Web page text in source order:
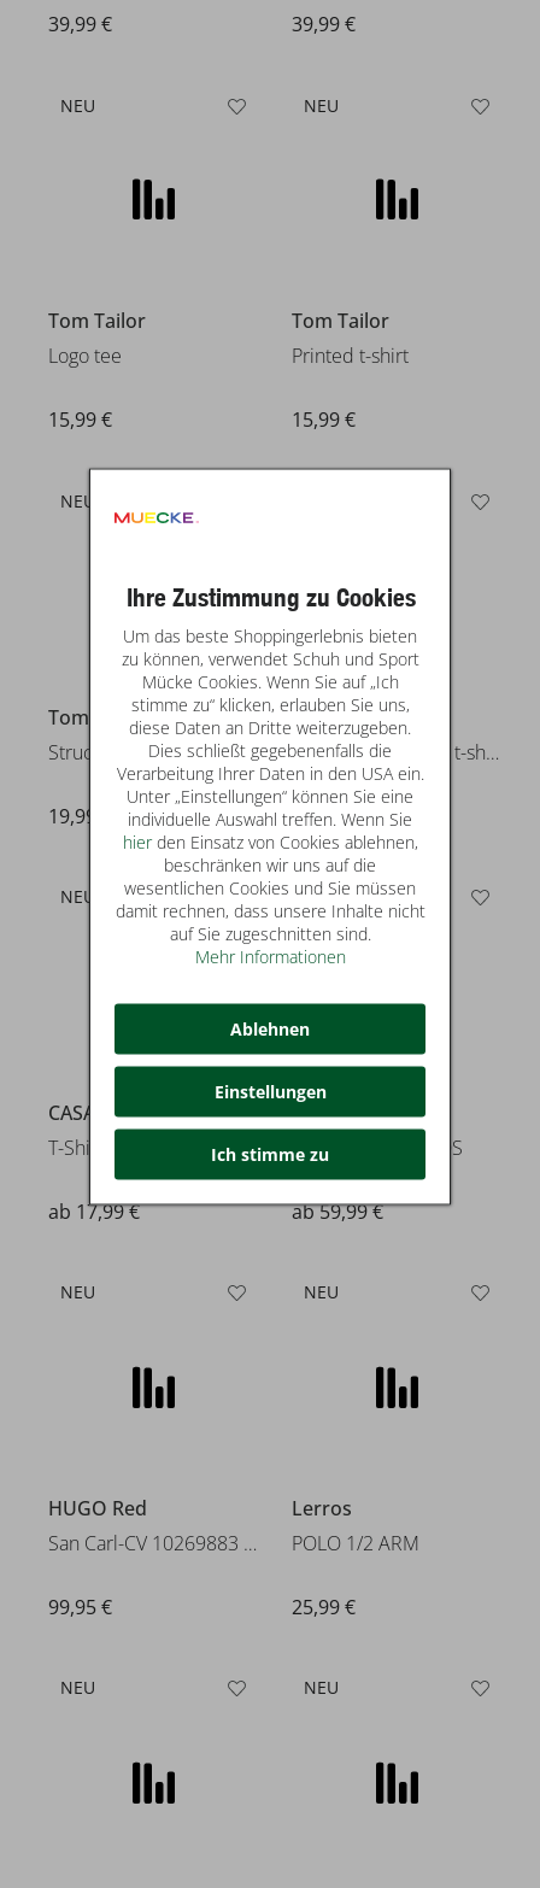
39,99 €
NEU
Tom Tailor
Logo tee
15,99 €
NEU
Tom Tailor
Printed t-shirt
15,99 €
NEU
Tom Tailor
Structured print t-shirt
19,99 €
Tom Tailor
Structured striped t-shirt
25,99 €
NEU
CASA MODA
T-Shirt O-Neck NOS
ab 17,99 €
NEU
CASA MODA
Polo Langarm SNOS
ab 59,99 €
NEU
HUGO Red
San Carl-CV 10269883 01
99,95 €
NEU
Lerros
POLO 1/2 ARM
25,99 €
NEU NEU
Ihre Zustimmung zu Cookies
Um das beste Shoppingerlebnis bieten
zu können, verwendet Schuh und Sport
Mücke Cookies. Wenn Sie auf „Ich
stimme zu“ klicken, erlauben Sie uns,
diese Daten an Dritte weiterzugeben.
Dies schließt gegebenenfalls die
Verarbeitung Ihrer Daten in den USA ein.
Unter „Einstellungen“ können Sie eine
individuelle Auswahl treffen. Wenn Sie
hierden Einsatz von Cookies ablehnen,
beschränken wir uns auf die
wesentlichen Cookies und Sie müssen
damit rechnen, dass unsere Inhalte nicht
auf Sie zugeschnitten sind.
Mehr Informationen
Ablehnen
Einstellungen
Ich stimme zu